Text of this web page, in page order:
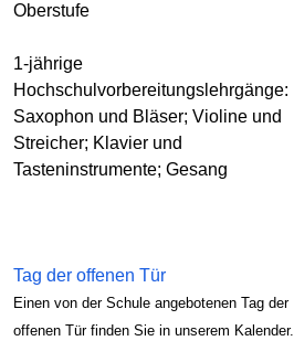
Oberstufe
1-jährige
Hochschulvorbereitungslehrgänge:
Saxophon und Bläser; Violine und
Streicher; Klavier und
Tasteninstrumente; Gesang
Tag der offenen Tür
Einen von der Schule angebotenen Tag der
offenen Tür finden Sie in unserem Kalender.